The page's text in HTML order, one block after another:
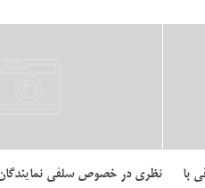
با
نظری در خصوص سلفی نمایندگان